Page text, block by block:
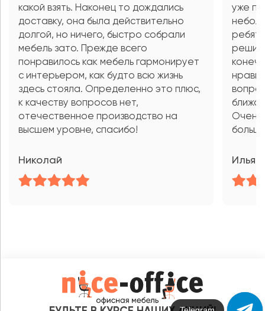
какой взять. Наконец то дождались
доставку, она была действительно
долгой, но ничего, быстро собрали
мебель зато. Прежде всего
понравилось как мебель гармонирует
с интерьером, как будто всю жизнь
здесь стояла. Определенно это плюс,
к качеству вопросов нет,
отечественное производство на
высшем уровне, спасибо!
Николай
уже
Очень
Илья